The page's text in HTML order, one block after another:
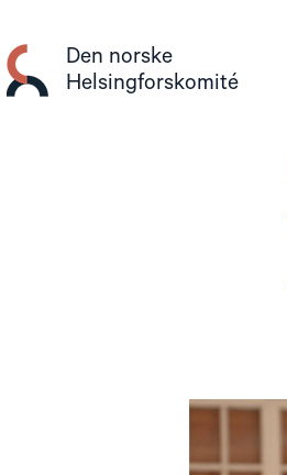
innhold
Den norske
Helsingforskomité